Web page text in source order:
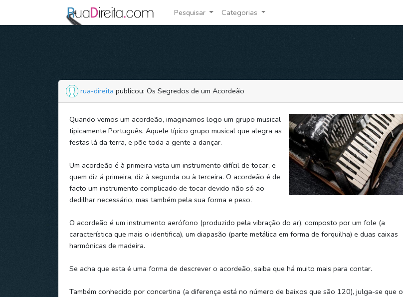
Pesquisar Categorias
rua-direita publicou: Os Segredos de um Acordeão
Quando vemos um acordeão, imaginamos logo um grupo musical
tipicamente Português. Aquele típico grupo musical que alegra as
festas lá da terra, e põe toda a gente a dançar.
Um acordeão é à primeira vista um instrumento difícil de tocar, e
quem diz á primeira, diz à segunda ou à terceira. O acordeão é de
facto um instrumento complicado de tocar devido não só ao
dedilhar necessário, mas também pela sua forma e peso.
O acordeão é um instrumento aerófono (produzido pela vibração do ar), composto por um fole (a
característica que mais o identifica), um diapasão (parte metálica em forma de forquilha) e duas caixas
harmónicas de madeira.
Se acha que esta é uma forma de descrever o acordeão, saiba que há muito mais para contar.
Também conhecido por concertina (a diferença está no número de baixos que são 120), julga-se que o